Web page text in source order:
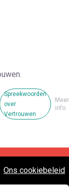
Spreekwoorden
over
Vertrouwen
Meer
info
Ons cookiebeleid